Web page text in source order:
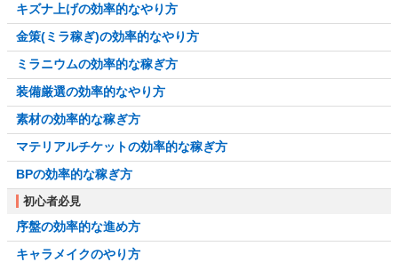
キズナ上げの効率的なやり方
金策(ミラ稼ぎ)の効率的なやり方
ミラニウムの効率的な稼ぎ方
装備厳選の効率的なやり方
素材の効率的な稼ぎ方
マテリアルチケットの効率的な稼ぎ方
BPの効率的な稼ぎ方
初心者必見
序盤の効率的な進め方
キャラメイクのやり方